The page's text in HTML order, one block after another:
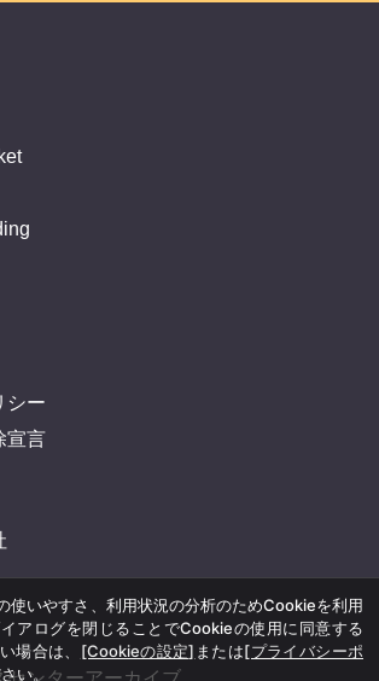
シー
宣言
使いやすさ、利用状況の分析のためCookieを利用
アログを閉じることでCookieの使用に同意する
場合は、 [Cookieの設定] または[プライバシーポ
い。